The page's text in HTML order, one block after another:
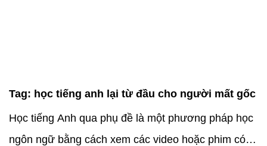
Tag: học tiếng anh lại từ đầu cho người mất gốc
Học tiếng Anh qua phụ đề là một phương pháp học
ngôn ngữ bằng cách xem các video hoặc phim có